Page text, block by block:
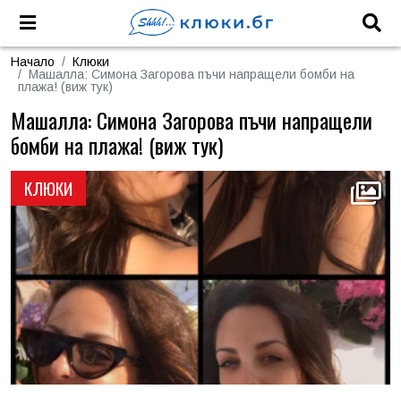
Начало
Клюки
Машалла: Симона Загорова пъчи напращели бомби на
плажа! (виж тук)
КЛЮКИ
Машалла: Симона Загорова пъчи напращели
бомби на плажа! (виж тук)